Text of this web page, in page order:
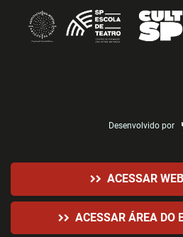
Desenvolvido por
ACESSAR
ACESSAR ÁREA DO